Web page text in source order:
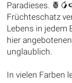
Paradieses.
Früchteschatz
Lebens in jedem
hier
unglaublich.
In vielen Farben